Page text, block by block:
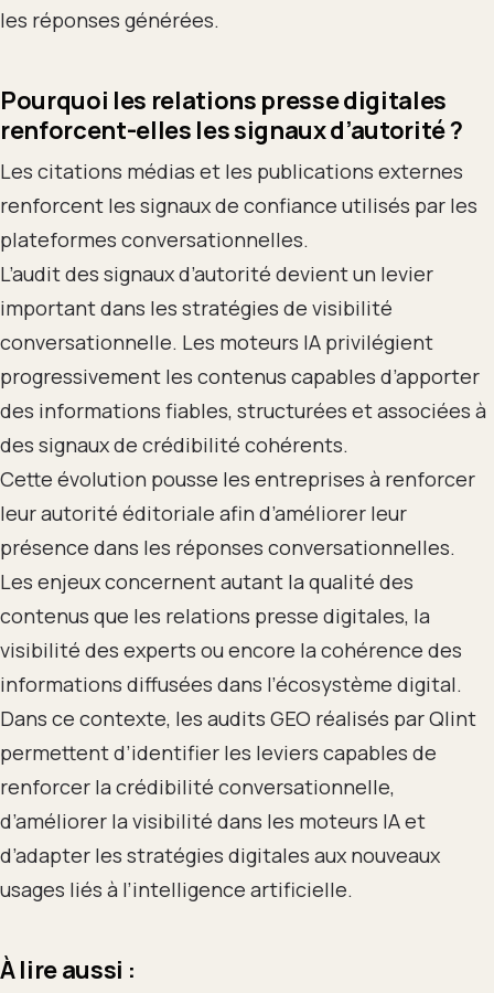
les réponses générées.
Pourquoi les relations presse digitales
renforcent-elles les signaux d’autorité ?
Les citations médias et les publications externes
renforcent les signaux de confiance utilisés par les
plateformes conversationnelles.
L’audit des signaux d’autorité devient un levier
important dans les stratégies de visibilité
conversationnelle. Les moteurs IA privilégient
progressivement les contenus capables d’apporter
des informations fiables, structurées et associées à
des signaux de crédibilité cohérents.
Cette évolution pousse les entreprises à renforcer
leur autorité éditoriale afin d’améliorer leur
présence dans les réponses conversationnelles.
Les enjeux concernent autant la qualité des
contenus que les relations presse digitales, la
visibilité des experts ou encore la cohérence des
informations diffusées dans l’écosystème digital.
Dans ce contexte, les audits GEO réalisés par Qlint
permettent d’identifier les leviers capables de
renforcer la crédibilité conversationnelle,
d’améliorer la visibilité dans les moteurs IA et
d’adapter les stratégies digitales aux nouveaux
usages liés à l’intelligence artificielle.
À lire aussi :